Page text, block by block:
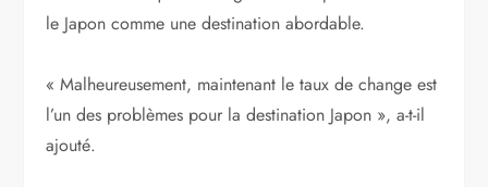
le Japon comme une destination abordable.
« Malheureusement, maintenant le taux de change est
l’un des problèmes pour la destination Japon », a-t-il
ajouté.